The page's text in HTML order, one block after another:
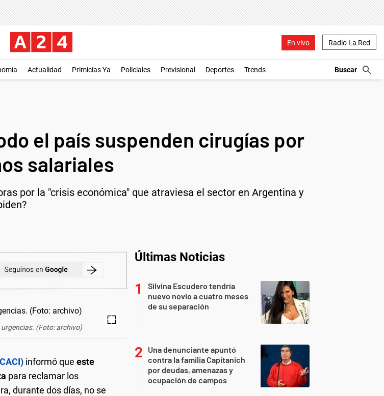
En vivo Radio La Red
Actualidad Primicias Ya Policiales Previsional Deportes Trends
el país suspenden cirugías por
salariales
por la "crisis económica" que atraviesa el sector en Argentina y
(Foto: archivo)
informó que este
para reclamar los
durante dos días, no se
Últimas Noticias
Silvina Escudero tendría
nuevo novio a cuatro meses
de su separación
Una denunciante apuntó
contra la familia Capitanich
por deudas, amenazas y
ocupación de campos